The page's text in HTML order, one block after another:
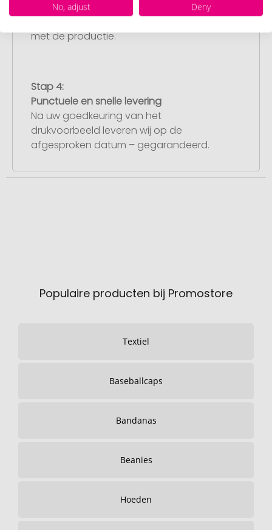
drukvoorbeeld met uw ontwerp. Zodra u
met de productie.
Stap 4:
Punctuele en snelle levering
Na uw goedkeuring van het
drukvoorbeeld leveren wij op de
afgesproken datum – gegarandeerd.
Populaire producten bij Promostore
Textiel
Baseballcaps
Bandanas
Beanies
Hoeden
No, adjust
Deny